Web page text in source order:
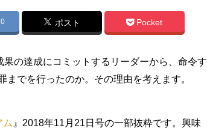
0 ポスト Pocket
の達成にコミットするリーダーから、命令す
でを行ったのか。その理由を考えます。
ム 』2018年11月21日号の一部抜粋です。興味